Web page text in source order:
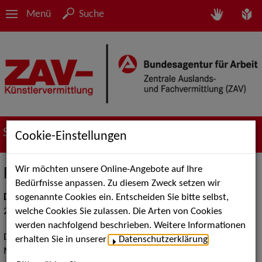
Menü Suche
Service
Fontys Academie Tilburg
Datum
22.04.2026
Das Programm der Fontys Academie voor Muziek- en
Musicaltheater Tilburg
Cookie-Einstellungen
Wir möchten unsere Online-Angebote auf Ihre
Bedürfnisse anpassen. Zu diesem Zweck setzen wir
sogenannte Cookies ein. Entscheiden Sie bitte selbst,
welche Cookies Sie zulassen. Die Arten von Cookies
werden nachfolgend beschrieben. Weitere Informationen
erhalten Sie in unserer
Datenschutzerklärung